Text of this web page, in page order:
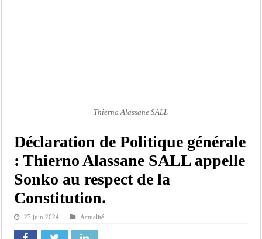
Thierno Alassane SALL
Déclaration de Politique générale
: Thierno Alassane SALL appelle
Sonko au respect de la
Constitution.
27 juin 2024 Actualité